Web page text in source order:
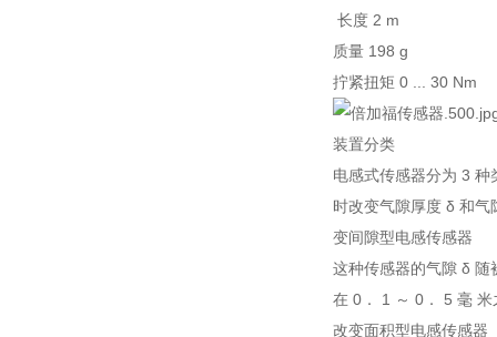
长度 2 m
质量 198 g
拧紧扭矩 0 ... 30 Nm
装置分类
电感式传感器分为 3
时改变气隙厚度 δ 和
变间隙型电感传感器
这种传感器的气隙 δ 随
在 0． 1 ～ 0． 5 毫 米
改变面积型电感传感器